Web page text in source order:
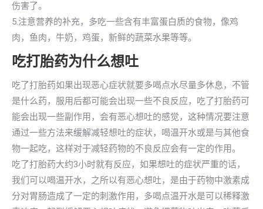
伤害了。
5.注意营养的补充，多吃一些含有丰富蛋白质的食物，像鸡
肉，鱼肉，牛奶，鸡蛋，新鲜的蔬菜水果等等。
吃打胎药为什么想吐
吃了打胎药如果出现恶心症状就要多喝点水尽量多休息，不管
是什么药，服用后都可能会出现一些不良反应，吃了打胎药可
能会出现一些副作用，会有恶心想吐的感觉，这种情况要注意
通过一些方法来缓解减轻想吐的症状，喝温开水或是与其他食
物一起吃，这样对于减轻药物的不良反应会有一定的作用。
吃了打胎药大约3小时就有反应，如果想吐的症状严重的话，
我们可以喝温开水，之所以有恶心想吐，是由于药物中激素成
分对胃肠造成了一定的刺激作用，多喝点温开水是可以稀释激